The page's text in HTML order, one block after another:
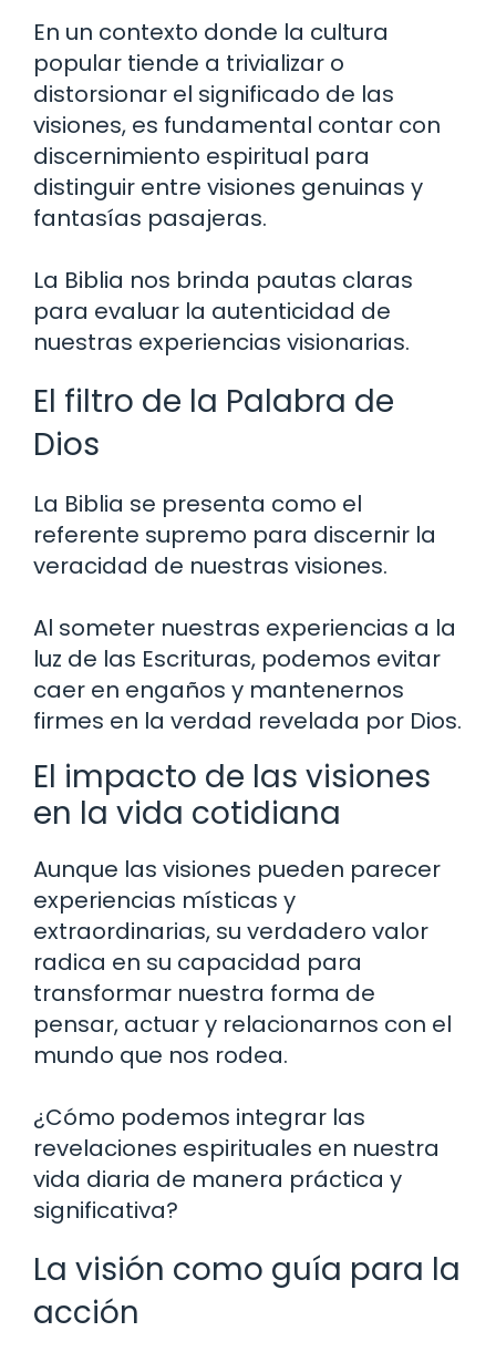
En un contexto donde la cultura
popular tiende a trivializar o
distorsionar el significado de las
visiones, es fundamental contar con
discernimiento espiritual para
distinguir entre visiones genuinas y
fantasías pasajeras.
La Biblia nos brinda pautas claras
para evaluar la autenticidad de
nuestras experiencias visionarias.
El filtro de la Palabra de
Dios
La Biblia se presenta como el
referente supremo para discernir la
veracidad de nuestras visiones.
Al someter nuestras experiencias a la
luz de las Escrituras, podemos evitar
caer en engaños y mantenernos
firmes en la verdad revelada por Dios.
El impacto de las visiones
en la vida cotidiana
Aunque las visiones pueden parecer
experiencias místicas y
extraordinarias, su verdadero valor
radica en su capacidad para
transformar nuestra forma de
pensar, actuar y relacionarnos con el
mundo que nos rodea.
¿Cómo podemos integrar las
revelaciones espirituales en nuestra
vida diaria de manera práctica y
significativa?
La visión como guía para la
acción